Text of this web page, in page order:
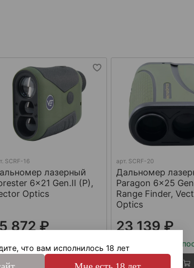
SCRF-16
лазерный
6x21 Gen.II (P),
Optics
872 ₽
арт. SCRF-20
Дальномер
Paragon 6x25
Range Finder,
Optics
23 139 ₽
Уточнить срок
что вам исполнилось 18 лет
Мне есть 18 лет